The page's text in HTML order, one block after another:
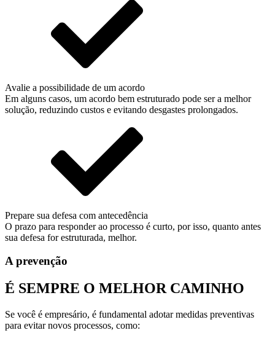
Avalie a possibilidade de um acordo
Em alguns casos, um acordo bem estruturado pode ser a melhor
solução, reduzindo custos e evitando desgastes prolongados.
Prepare sua defesa com antecedência
O prazo para responder ao processo é curto, por isso, quanto antes
sua defesa for estruturada, melhor.
A prevenção
É SEMPRE O MELHOR CAMINHO
Se você é empresário, é fundamental adotar medidas preventivas
para evitar novos processos, como: